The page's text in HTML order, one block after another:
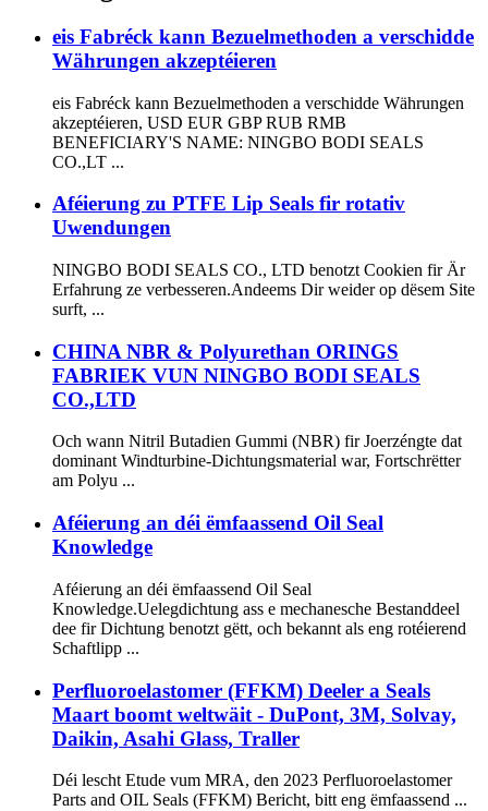
eis Fabréck kann Bezuelmethoden a verschidde
Währungen akzeptéieren
eis Fabréck kann Bezuelmethoden a verschidde Währungen
akzeptéieren, USD EUR GBP RUB RMB
BENEFICIARY'S NAME: NINGBO BODI SEALS
CO.,LT ...
Aféierung zu PTFE Lip Seals fir rotativ
Uwendungen
NINGBO BODI SEALS CO., LTD benotzt Cookien fir Är
Erfahrung ze verbesseren.Andeems Dir weider op dësem Site
surft, ...
CHINA NBR & Polyurethan ORINGS
FABRIEK VUN NINGBO BODI SEALS
CO.,LTD
Och wann Nitril Butadien Gummi (NBR) fir Joerzéngte dat
dominant Windturbine-Dichtungsmaterial war, Fortschrëtter
am Polyu ...
Aféierung an déi ëmfaassend Oil Seal
Knowledge
Aféierung an déi ëmfaassend Oil Seal
Knowledge.Uelegdichtung ass e mechanesche Bestanddeel
dee fir Dichtung benotzt gëtt, och bekannt als eng rotéierend
Schaftlipp ...
Perfluoroelastomer (FFKM) Deeler a Seals
Maart boomt weltwäit - DuPont, 3M, Solvay,
Daikin, Asahi Glass, Traller
Déi lescht Etude vum MRA, den 2023 Perfluoroelastomer
Parts and OIL Seals (FFKM) Bericht, bitt eng ëmfaassend ...